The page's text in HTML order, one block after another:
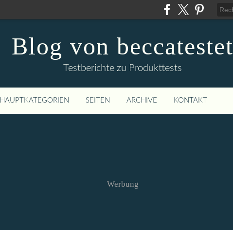
Blog von beccatestet
Testberichte zu Produkttests
HAUPTKATEGORIEN SEITEN ARCHIVE KONTAKT
Werbung